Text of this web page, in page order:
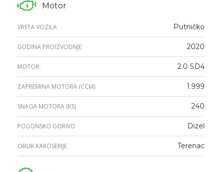
Motor
VRSTA VOZILA Putničko
GODINA PROIZVODNJE 2020
MOTOR: 2.0 SD4
ZAPREMINA MOTORA (CCM) 1.999
SNAGA MOTORA (KS) 240
POGONSKO GORIVO Dizel
OBLIK KAROSERIJE Terenac